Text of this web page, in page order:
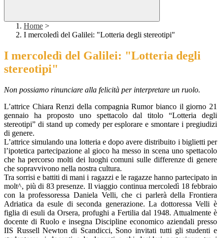
Home >
I mercoledì del Galilei: "Lotteria degli stereotipi"
I mercoledì del Galilei: "Lotteria degli
stereotipi"
Non possiamo rinunciare alla felicità per interpretare un ruolo.
L’attrice Chiara Renzi della compagnia Rumor bianco il giorno 21
gennaio ha proposto uno spettacolo dal titolo “Lotteria degli
stereotipi” di stand up comedy per esplorare e smontare i pregiudizi
di genere.
L’attrice simulando una lotteria e dopo avere distribuito i biglietti per
l’ipotetica partecipazione al gioco ha messo in scena uno spettacolo
che ha percorso molti dei luoghi comuni sulle differenze di genere
che sopravvivono nella nostra cultura.
Tra sorrisi e battiti di mani i ragazzi e le ragazze hanno partecipato in
molt^, più di 83 presenze. Il viaggio continua mercoledì 18 febbraio
con la professoressa Daniela Velli, che ci parlerà della Frontiera
Adriatica da esule di seconda generazione. La dottoressa Velli è
figlia di esuli da Orsera, profughi a Fertilia dal 1948. Attualmente è
docente di Ruolo e insegna Discipline economico aziendali presso
IIS Russell Newton di Scandicci, Sono invitati tutti gli studenti e